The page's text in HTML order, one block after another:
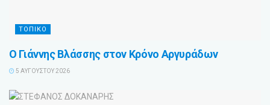
ΤΟΠΙΚΟ
Ο Γιάννης Βλάσσης στον Κρόνο Αργυράδων
5 ΑΥΓΟΎΣΤΟΥ 2026